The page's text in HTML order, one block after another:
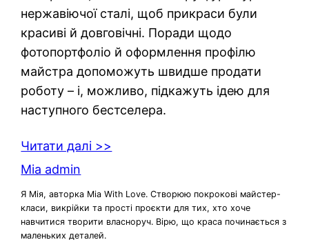
нержавіючої сталі, щоб прикраси були
красиві й довговічні. Поради щодо
фотопортфоліо й оформлення профілю
майстра допоможуть швидше продати
роботу – і, можливо, підкажуть ідею для
наступного бестселера.
Читати далі >>
Mia admin
Я Мія, авторка Mia With Love. Створюю покрокові майстер-
класи, викрійки та прості проєкти для тих, хто хоче
навчитися творити власноруч. Вірю, що краса починається з
маленьких деталей.